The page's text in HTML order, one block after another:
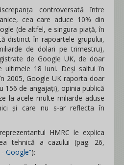
controversată între
cea care aduce 10% din
(de altfel, e singura piață, în
distinct în rapoartele grupului,
de dolari pe trimestru),
de Google UK, de doar
ultimele 18 luni. Deși saltul în
2005, Google UK raporta doar
156 de angajați), opinia publică
la acele multe miliarde aduse
și care nu s-ar reflecta în
HMRC le explica
tehnică a cazului (pag. 26,
Google”):